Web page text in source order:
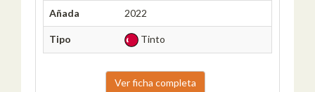
Añada 2022
Tipo Tinto
Ver ficha completa